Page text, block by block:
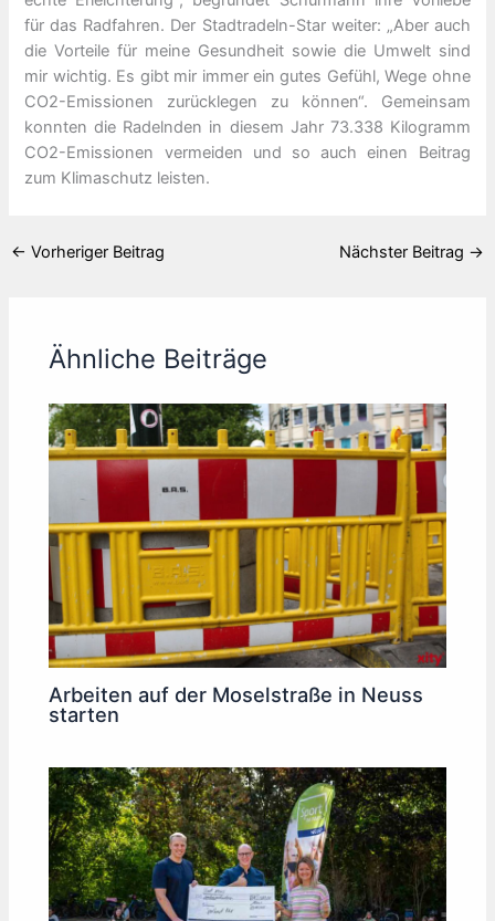
für das Radfahren. Der Stadtradeln-Star weiter: „Aber auch
die Vorteile für meine Gesundheit sowie die Umwelt sind
mir wichtig. Es gibt mir immer ein gutes Gefühl, Wege ohne
CO2-Emissionen zurücklegen zu können“. Gemeinsam
konnten die Radelnden in diesem Jahr 73.338 Kilogramm
CO2-Emissionen vermeiden und so auch einen Beitrag
zum Klimaschutz leisten.
← Vorheriger Beitrag Nächster Beitrag →
Ähnliche Beiträge
Arbeiten auf der Moselstraße in Neuss
starten